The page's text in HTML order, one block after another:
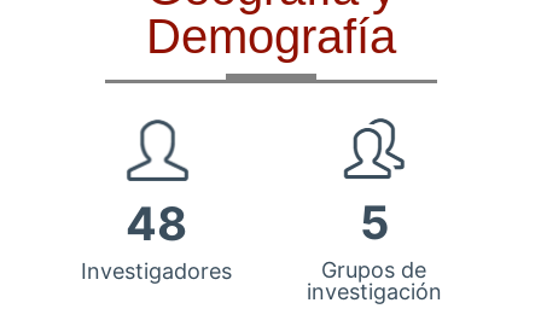
Demografía
48
Investigadores
5
Grupos de
investigación